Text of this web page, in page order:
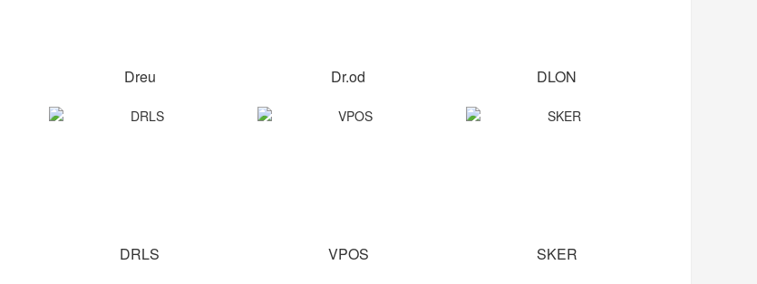
Dreu Dr.od DLON
DRLS VPOS SKER